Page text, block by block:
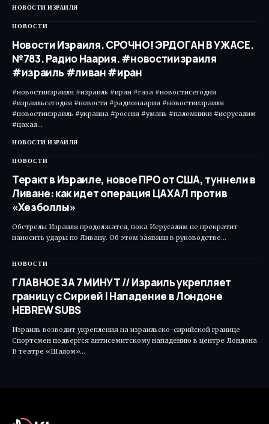
НОВОСТИ ИЗРАИЛЯ
НОВОСТИ
Новости Израиля. СРОЧНО! ЭРДОГАН В УЖАСЕ.
№783. Радио Наария. #новостиизраиля
#израиль #ливан #иран
#новостиизраиля #израиль #иран #газа #новостисегодня
#израильсегодня #новости #радионаария #новостиизраиля
#новостиизраиль #украина #россия #умань #паломники #иерусалим
#цахал…
НОВОСТИ ИЗРАИЛЯ
НОВОСТИ
Теракт в Израиле, новое ПРО от США, туннели в
Ливане: как идет операция ЦАХАЛ против
«Хезболлы»
Обстрелы Израиля продолжатся, пока Иерусалим не прекратит
наносить удары по Ливану. Об этом заявили в руководстве…
НОВОСТИ
ГЛАВНОЕ ЗА 7 МИНУТ // Израиль укрепляет
границу с Сирией | Нападение в Лондоне
HEBREW SUBS
Израиль возводит укрепления на израильско-сирийской границе
Спортсмен подвергся антисемитскому нападению в центре Лондона
В театре «Шалом»…